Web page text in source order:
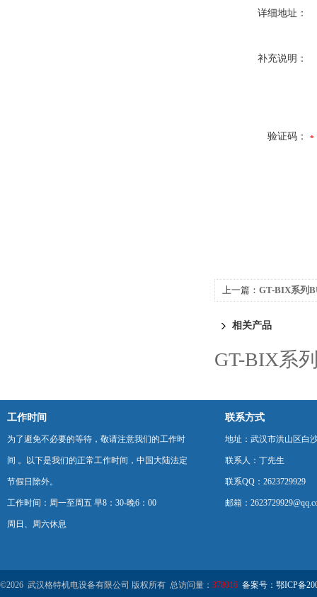
详细地址：
补充说明：
验证码：
上一篇： GT-BIX系列
相关产品
GT-BIX系
工作时间
为了避免不必要的等待，敬请注意我们的工作时
间 。以下是我们的正常工作时间，中国大陆法定
节假日除外。
工作时间：周一至周五 早8：30-晚6：00
周日、周六休息
联系方式
地址：武汉市洪山区白
联系人：丁先生
联系QQ：2623729929
邮箱：
©2026 武汉格特机电设备有限公司 版权所有 总访问量： 378016 备案号：鄂ICP备